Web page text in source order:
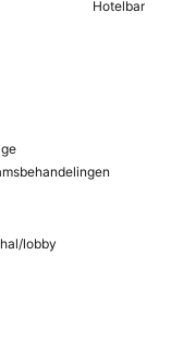
Hotelbar
lobby